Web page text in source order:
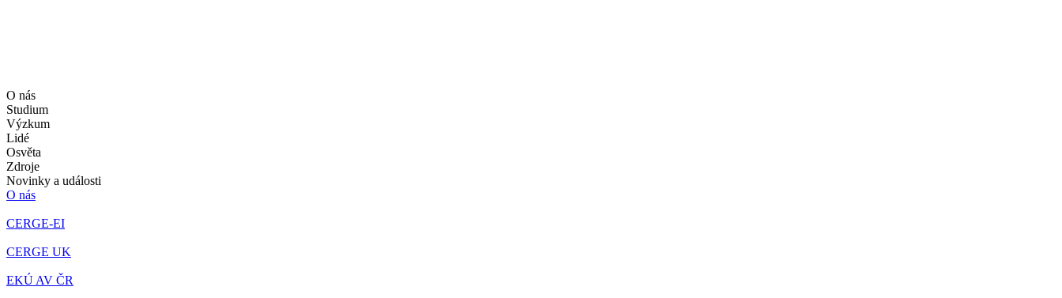
O nás
Studium
Výzkum
Lidé
Osvěta
Zdroje
Novinky a události
O nás
CERGE-EI
CERGE UK
EKÚ AV ČR